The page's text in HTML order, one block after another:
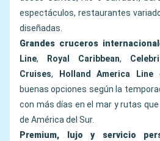
espectáculos, restaurantes
diseñadas.
Grandes cruceros
Line, Royal Caribbean,
Cruises, Holland America Line
buenas opciones según la
con más días en el mar y rutas
de América del Sur.
Premium, lujo y servicio